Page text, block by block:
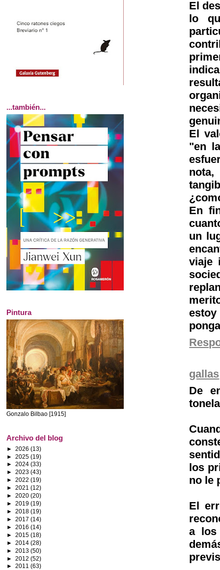
El
lo
El
"en
nota,
En
un
viaje
gallas
De
los
no le
El
a los
...también...
Pintura
Gonzalo Bilbao [1915]
Archivo del blog
► 2026 (13)
► 2025 (19)
► 2024 (33)
► 2023 (43)
► 2022 (19)
► 2021 (12)
► 2020 (20)
► 2019 (19)
► 2018 (19)
► 2017 (14)
► 2016 (14)
► 2015 (18)
► 2014 (28)
► 2013 (50)
► 2012 (52)
► 2011 (63)